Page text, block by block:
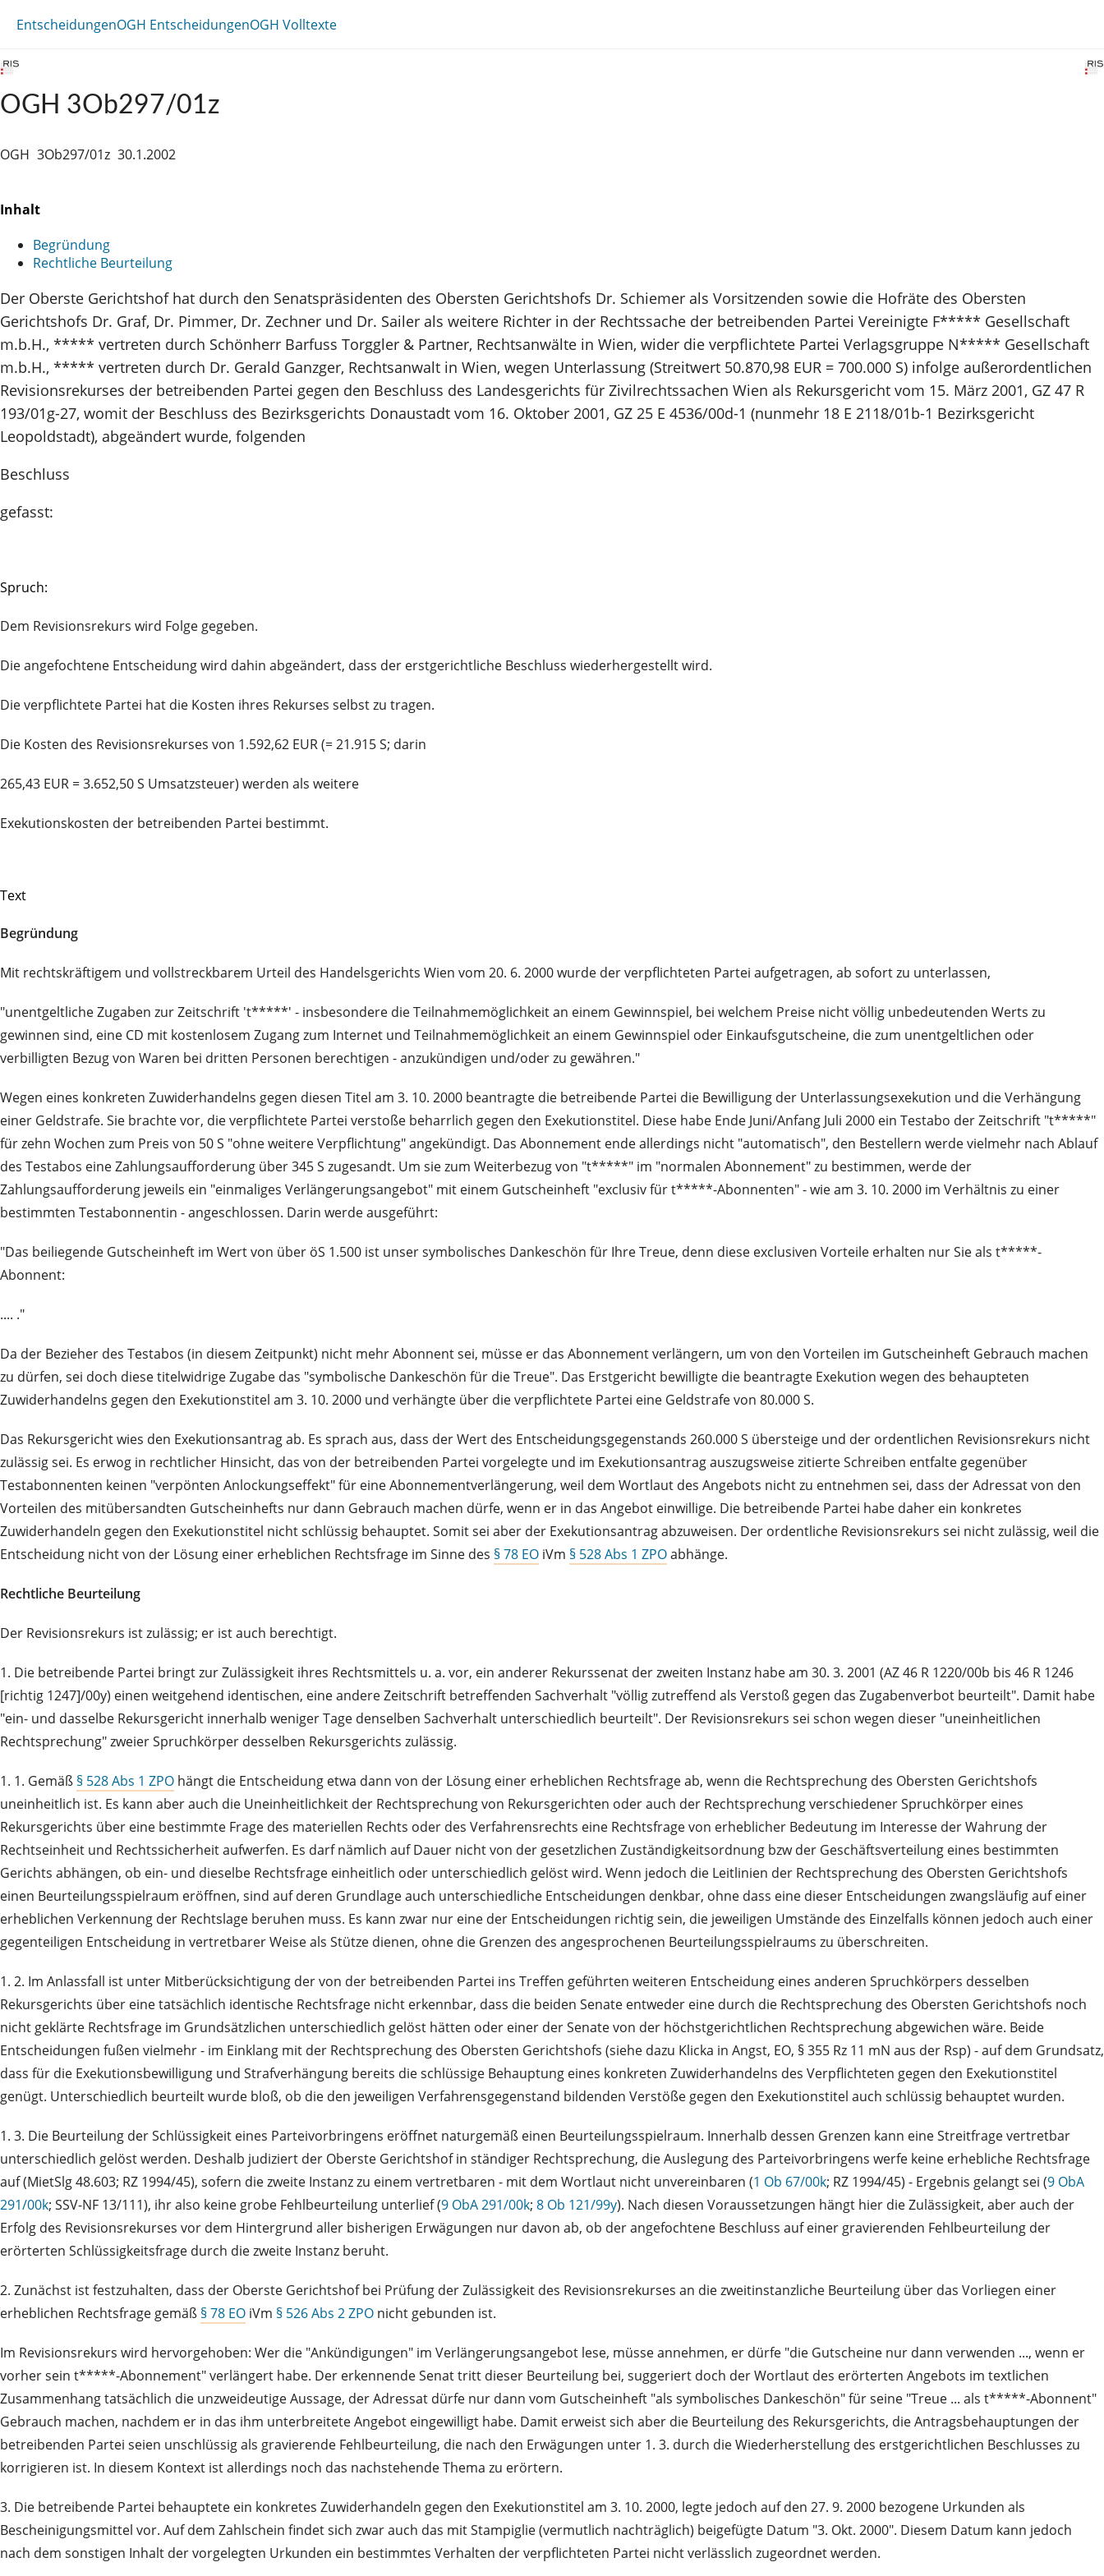
EntscheidungenOGH EntscheidungenOGH Volltexte
OGH 3Ob297/01z
OGH 3Ob297/01z 30.1.2002
Inhalt
Begründung
Rechtliche Beurteilung
Der Oberste Gerichtshof hat durch den Senatspräsidenten des Obersten Gerichtshofs Dr. Schiemer als Vorsitzenden sowie die Hofräte des Obersten
Gerichtshofs Dr. Graf, Dr. Pimmer, Dr. Zechner und Dr. Sailer als weitere Richter in der Rechtssache der betreibenden Partei Vereinigte F***** Gesellschaft
m.b.H., ***** vertreten durch Schönherr Barfuss Torggler & Partner, Rechtsanwälte in Wien, wider die verpflichtete Partei Verlagsgruppe N***** Gesellschaft
m.b.H., ***** vertreten durch Dr. Gerald Ganzger, Rechtsanwalt in Wien, wegen Unterlassung (Streitwert 50.870,98 EUR = 700.000 S) infolge außerordentlichen
Revisionsrekurses der betreibenden Partei gegen den Beschluss des Landesgerichts für Zivilrechtssachen Wien als Rekursgericht vom 15. März 2001, GZ 47 R
193/01g-27, womit der Beschluss des Bezirksgerichts Donaustadt vom 16. Oktober 2001, GZ 25 E 4536/00d-1 (nunmehr 18 E 2118/01b-1 Bezirksgericht
Leopoldstadt), abgeändert wurde, folgenden
Beschluss
gefasst:
Spruch:
Dem Revisionsrekurs wird Folge gegeben.
Die angefochtene Entscheidung wird dahin abgeändert, dass der erstgerichtliche Beschluss wiederhergestellt wird.
Die verpflichtete Partei hat die Kosten ihres Rekurses selbst zu tragen.
Die Kosten des Revisionsrekurses von 1.592,62 EUR (= 21.915 S; darin
265,43 EUR = 3.652,50 S Umsatzsteuer) werden als weitere
Exekutionskosten der betreibenden Partei bestimmt.
Text
Begründung
Mit rechtskräftigem und vollstreckbarem Urteil des Handelsgerichts Wien vom 20. 6. 2000 wurde der verpflichteten Partei aufgetragen, ab sofort zu unterlassen,
"unentgeltliche Zugaben zur Zeitschrift 't*****' - insbesondere die Teilnahmemöglichkeit an einem Gewinnspiel, bei welchem Preise nicht völlig unbedeutenden Werts zu
gewinnen sind, eine CD mit kostenlosem Zugang zum Internet und Teilnahmemöglichkeit an einem Gewinnspiel oder Einkaufsgutscheine, die zum unentgeltlichen oder
verbilligten Bezug von Waren bei dritten Personen berechtigen - anzukündigen und/oder zu gewähren."
Wegen eines konkreten Zuwiderhandelns gegen diesen Titel am 3. 10. 2000 beantragte die betreibende Partei die Bewilligung der Unterlassungsexekution und die Verhängung
einer Geldstrafe. Sie brachte vor, die verpflichtete Partei verstoße beharrlich gegen den Exekutionstitel. Diese habe Ende Juni/Anfang Juli 2000 ein Testabo der Zeitschrift "t*****"
für zehn Wochen zum Preis von 50 S "ohne weitere Verpflichtung" angekündigt. Das Abonnement ende allerdings nicht "automatisch", den Bestellern werde vielmehr nach Ablauf
des Testabos eine Zahlungsaufforderung über 345 S zugesandt. Um sie zum Weiterbezug von "t*****" im "normalen Abonnement" zu bestimmen, werde der
Zahlungsaufforderung jeweils ein "einmaliges Verlängerungsangebot" mit einem Gutscheinheft "exclusiv für t*****-Abonnenten" - wie am 3. 10. 2000 im Verhältnis zu einer
bestimmten Testabonnentin - angeschlossen. Darin werde ausgeführt:
"Das beiliegende Gutscheinheft im Wert von über öS 1.500 ist unser symbolisches Dankeschön für Ihre Treue, denn diese exclusiven Vorteile erhalten nur Sie als t*****-
Abonnent:
.... ."
Da der Bezieher des Testabos (in diesem Zeitpunkt) nicht mehr Abonnent sei, müsse er das Abonnement verlängern, um von den Vorteilen im Gutscheinheft Gebrauch machen
zu dürfen, sei doch diese titelwidrige Zugabe das "symbolische Dankeschön für die Treue". Das Erstgericht bewilligte die beantragte Exekution wegen des behaupteten
Zuwiderhandelns gegen den Exekutionstitel am 3. 10. 2000 und verhängte über die verpflichtete Partei eine Geldstrafe von 80.000 S.
Das Rekursgericht wies den Exekutionsantrag ab. Es sprach aus, dass der Wert des Entscheidungsgegenstands 260.000 S übersteige und der ordentlichen Revisionsrekurs nicht
zulässig sei. Es erwog in rechtlicher Hinsicht, das von der betreibenden Partei vorgelegte und im Exekutionsantrag auszugsweise zitierte Schreiben entfalte gegenüber
Testabonnenten keinen "verpönten Anlockungseffekt" für eine Abonnementverlängerung, weil dem Wortlaut des Angebots nicht zu entnehmen sei, dass der Adressat von den
Vorteilen des mitübersandten Gutscheinhefts nur dann Gebrauch machen dürfe, wenn er in das Angebot einwillige. Die betreibende Partei habe daher ein konkretes
Zuwiderhandeln gegen den Exekutionstitel nicht schlüssig behauptet. Somit sei aber der Exekutionsantrag abzuweisen. Der ordentliche Revisionsrekurs sei nicht zulässig, weil die
Entscheidung nicht von der Lösung einer erheblichen Rechtsfrage im Sinne des § 78 EO iVm § 528 Abs 1 ZPOabhänge.
Rechtliche Beurteilung
Der Revisionsrekurs ist zulässig; er ist auch berechtigt.
1. Die betreibende Partei bringt zur Zulässigkeit ihres Rechtsmittels u. a. vor, ein anderer Rekurssenat der zweiten Instanz habe am 30. 3. 2001 (AZ 46 R 1220/00b bis 46 R 1246
[richtig 1247]/00y) einen weitgehend identischen, eine andere Zeitschrift betreffenden Sachverhalt "völlig zutreffend als Verstoß gegen das Zugabenverbot beurteilt". Damit habe
"ein- und dasselbe Rekursgericht innerhalb weniger Tage denselben Sachverhalt unterschiedlich beurteilt". Der Revisionsrekurs sei schon wegen dieser "uneinheitlichen
Rechtsprechung" zweier Spruchkörper desselben Rekursgerichts zulässig.
1. 1. Gemäß § 528 Abs 1 ZPO hängt die Entscheidung etwa dann von der Lösung einer erheblichen Rechtsfrage ab, wenn die Rechtsprechung des Obersten Gerichtshofs
uneinheitlich ist. Es kann aber auch die Uneinheitlichkeit der Rechtsprechung von Rekursgerichten oder auch der Rechtsprechung verschiedener Spruchkörper eines
Rekursgerichts über eine bestimmte Frage des materiellen Rechts oder des Verfahrensrechts eine Rechtsfrage von erheblicher Bedeutung im Interesse der Wahrung der
Rechtseinheit und Rechtssicherheit aufwerfen. Es darf nämlich auf Dauer nicht von der gesetzlichen Zuständigkeitsordnung bzw der Geschäftsverteilung eines bestimmten
Gerichts abhängen, ob ein- und dieselbe Rechtsfrage einheitlich oder unterschiedlich gelöst wird. Wenn jedoch die Leitlinien der Rechtsprechung des Obersten Gerichtshofs
einen Beurteilungsspielraum eröffnen, sind auf deren Grundlage auch unterschiedliche Entscheidungen denkbar, ohne dass eine dieser Entscheidungen zwangsläufig auf einer
erheblichen Verkennung der Rechtslage beruhen muss. Es kann zwar nur eine der Entscheidungen richtig sein, die jeweiligen Umstände des Einzelfalls können jedoch auch einer
gegenteiligen Entscheidung in vertretbarer Weise als Stütze dienen, ohne die Grenzen des angesprochenen Beurteilungsspielraums zu überschreiten.
1. 2. Im Anlassfall ist unter Mitberücksichtigung der von der betreibenden Partei ins Treffen geführten weiteren Entscheidung eines anderen Spruchkörpers desselben
Rekursgerichts über eine tatsächlich identische Rechtsfrage nicht erkennbar, dass die beiden Senate entweder eine durch die Rechtsprechung des Obersten Gerichtshofs noch
nicht geklärte Rechtsfrage im Grundsätzlichen unterschiedlich gelöst hätten oder einer der Senate von der höchstgerichtlichen Rechtsprechung abgewichen wäre. Beide
Entscheidungen fußen vielmehr - im Einklang mit der Rechtsprechung des Obersten Gerichtshofs (siehe dazu Klicka in Angst, EO, § 355 Rz 11 mN aus der Rsp) - auf dem Grundsatz,
dass für die Exekutionsbewilligung und Strafverhängung bereits die schlüssige Behauptung eines konkreten Zuwiderhandelns des Verpflichteten gegen den Exekutionstitel
genügt. Unterschiedlich beurteilt wurde bloß, ob die den jeweiligen Verfahrensgegenstand bildenden Verstöße gegen den Exekutionstitel auch schlüssig behauptet wurden.
1. 3. Die Beurteilung der Schlüssigkeit eines Parteivorbringens eröffnet naturgemäß einen Beurteilungsspielraum. Innerhalb dessen Grenzen kann eine Streitfrage vertretbar
unterschiedlich gelöst werden. Deshalb judiziert der Oberste Gerichtshof in ständiger Rechtsprechung, die Auslegung des Parteivorbringens werfe keine erhebliche Rechtsfrage
auf (MietSlg 48.603; RZ 1994/45), sofern die zweite Instanz zu einem vertretbaren - mit dem Wortlaut nicht unvereinbaren (1 Ob 67/00k; RZ 1994/45) - Ergebnis gelangt sei (9 ObA
291/00k; SSV-NF 13/111), ihr also keine grobe Fehlbeurteilung unterlief (9 ObA 291/00k; 8 Ob 121/99y). Nach diesen Voraussetzungen hängt hier die Zulässigkeit, aber auch der
Erfolg des Revisionsrekurses vor dem Hintergrund aller bisherigen Erwägungen nur davon ab, ob der angefochtene Beschluss auf einer gravierenden Fehlbeurteilung der
erörterten Schlüssigkeitsfrage durch die zweite Instanz beruht.
2. Zunächst ist festzuhalten, dass der Oberste Gerichtshof bei Prüfung der Zulässigkeit des Revisionsrekurses an die zweitinstanzliche Beurteilung über das Vorliegen einer
erheblichen Rechtsfrage gemäß § 78 EO iVm § 526 Abs 2 ZPO nicht gebunden ist.
Im Revisionsrekurs wird hervorgehoben: Wer die "Ankündigungen" im Verlängerungsangebot lese, müsse annehmen, er dürfe "die Gutscheine nur dann verwenden ..., wenn er
vorher sein t*****-Abonnement" verlängert habe. Der erkennende Senat tritt dieser Beurteilung bei, suggeriert doch der Wortlaut des erörterten Angebots im textlichen
Zusammenhang tatsächlich die unzweideutige Aussage, der Adressat dürfe nur dann vom Gutscheinheft "als symbolisches Dankeschön" für seine "Treue ... als t*****-Abonnent"
Gebrauch machen, nachdem er in das ihm unterbreitete Angebot eingewilligt habe. Damit erweist sich aber die Beurteilung des Rekursgerichts, die Antragsbehauptungen der
betreibenden Partei seien unschlüssig als gravierende Fehlbeurteilung, die nach den Erwägungen unter 1. 3. durch die Wiederherstellung des erstgerichtlichen Beschlusses zu
korrigieren ist. In diesem Kontext ist allerdings noch das nachstehende Thema zu erörtern.
3. Die betreibende Partei behauptete ein konkretes Zuwiderhandeln gegen den Exekutionstitel am 3. 10. 2000, legte jedoch auf den 27. 9. 2000 bezogene Urkunden als
Bescheinigungsmittel vor. Auf dem Zahlschein findet sich zwar auch das mit Stampiglie (vermutlich nachträglich) beigefügte Datum "3. Okt. 2000". Diesem Datum kann jedoch
nach dem sonstigen Inhalt der vorgelegten Urkunden ein bestimmtes Verhalten der verpflichteten Partei nicht verlässlich zugeordnet werden.